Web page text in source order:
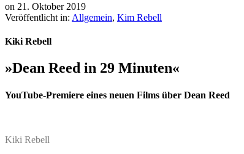
on 21. Oktober 2019
Veröffentlicht in: Allgemein, Kim Rebell
Kiki Rebell
»Dean Reed in 29 Minuten«
YouTube-Premiere eines neuen Films über Dean Reed
Kiki Rebell